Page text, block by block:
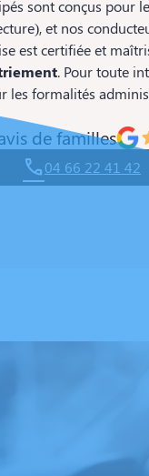
sont conçus pour
et nos
est certifiée et
. Pour toute
les formalités
de familles
04 66 22 41 42